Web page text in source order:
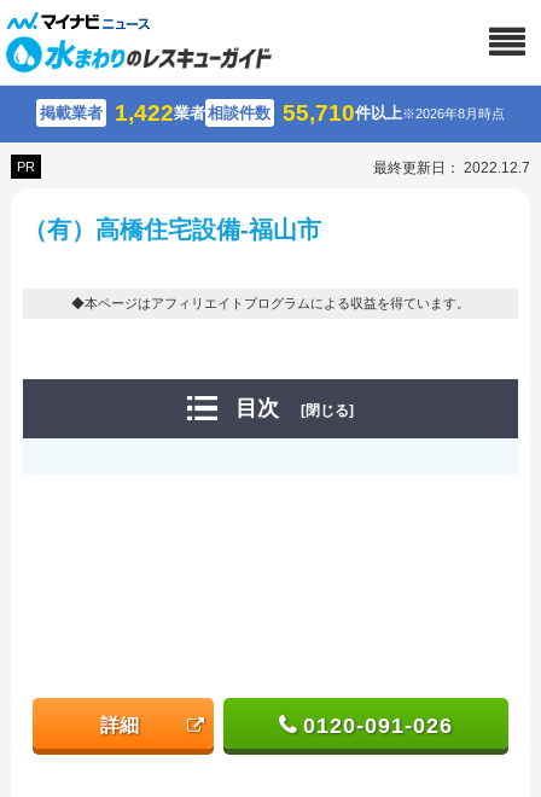
掲載業者 1,422業者相談件数 55,710件以上※2026年8月時点
PR 最終更新日： 2022.12.7
（有）高橋住宅設備-福山市
◆本ページはアフィリエイトプログラムによる収益を得ています。
目次 [閉じる]
詳細 0120-091-026